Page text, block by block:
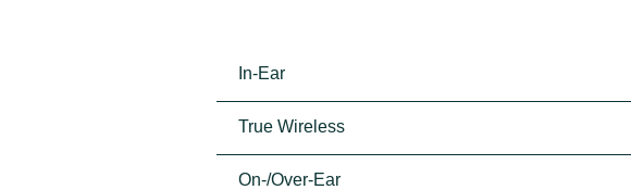
In-Ear
True Wireless
On-/Over-Ear